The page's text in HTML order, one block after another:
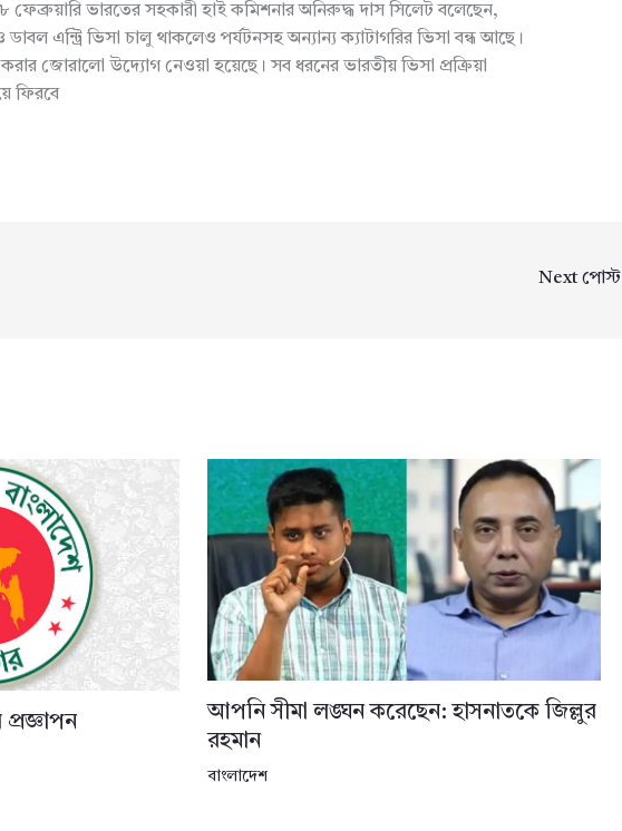
ভারতের সহকারী হাই কমিশনার অনিরুদ্ধ দাস সিলেট বলেছেন,
ডাবল এন্ট্রি ভিসা চালু থাকলেও পর্যটনসহ অন্যান্য ক্যাটাগরির ভিসা বন্ধ আছে।
জোরালো উদ্যোগ নেওয়া হয়েছে। সব ধরনের ভারতীয় ভিসা প্রক্রিয়া
ফিরবে
Next পোস্ট
আপনি সীমা লঙ্ঘন করেছেন: হাসনাতকে জিল্লুর
রহমান
বাংলাদেশ